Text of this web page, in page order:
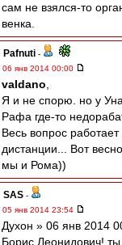
сам не взялся-то
венка.
Pafnuti -
06 янв 2014 00:00
valdano
Я и не спорю. но у
Рафа где-то
Весь вопрос
дистанции... Вот
мы и Рома))
SAS -
05 янв 2014 23:54
Духон » 06 янв 2014
Борис Леонидович!